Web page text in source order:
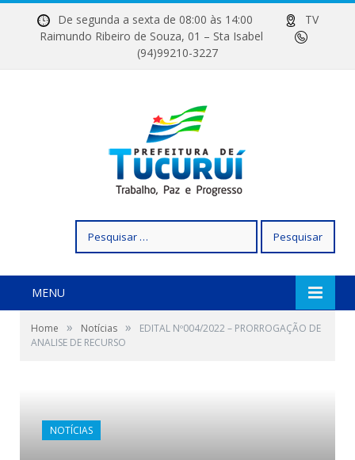
De segunda a sexta de 08:00 às 14:00
TV
Raimundo Ribeiro de Souza, 01 – Sta Isabel
(94)99210-3227
por:
MENU
Home » Notícias »
EDITAL Nº004/2022 – PRORROGAÇÃO DE
ANALISE DE RECURSO
NOTÍCIAS